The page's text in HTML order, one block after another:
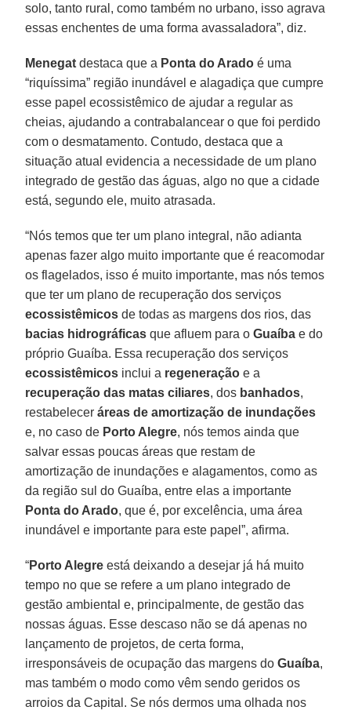
solo, tanto rural, como também no urbano, isso agrava
essas enchentes de uma forma avassaladora”, diz.
Menegat destaca que a Ponta do Arado é uma
“riquíssima” região inundável e alagadiça que cumpre
esse papel ecossistêmico de ajudar a regular as
cheias, ajudando a contrabalancear o que foi perdido
com o desmatamento. Contudo, destaca que a
situação atual evidencia a necessidade de um plano
integrado de gestão das águas, algo no que a cidade
está, segundo ele, muito atrasada.
“Nós temos que ter um plano integral, não adianta
apenas fazer algo muito importante que é reacomodar
os flagelados, isso é muito importante, mas nós temos
que ter um plano de recuperação dos serviços
ecossistêmicos de todas as margens dos rios, das
bacias hidrográficas que afluem para oGuaíba e do
próprio Guaíba. Essa recuperação dos serviços
ecossistêmicos inclui a regeneração e a
recuperação das matas ciliares, dos banhados,
restabeleceráreas de amortização de inundações
e, no caso de Porto Alegre, nós temos ainda que
salvar essas poucas áreas que restam de
amortização de inundações e alagamentos, como as
da região sul do Guaíba, entre elas a importante
Ponta do Arado, que é, por excelência, uma área
inundável e importante para este papel”, afirma.
“Porto Alegre está deixando a desejar já há muito
tempo no que se refere a um plano integrado de
gestão ambiental e, principalmente, de gestão das
nossas águas. Esse descaso não se dá apenas no
lançamento de projetos, de certa forma,
irresponsáveis de ocupação das margens doGuaíba,
mas também o modo como vêm sendo geridos os
arroios da Capital. Se nós dermos uma olhada nos